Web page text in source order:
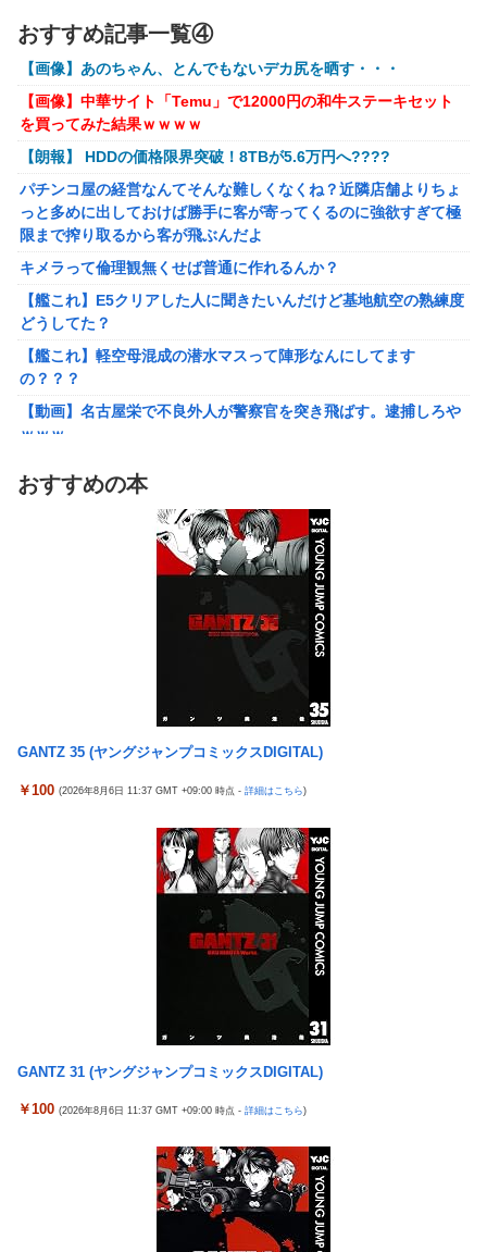
【ラブライブ！】
結局おまえらが求める『RPGの理想の主人公』って一体どう
いうのなん？
任天堂が「gamescom 2026」のラインナップを発表！
【勇者王ガオガイガー】PLAMATEA「獅子王凱」プラモデル
【明日予約開始】
【ToLOVEる】ユニクリ「籾岡里紗 ダークネスver.」フィギュア
【再販予約開始】
【トミカ】新シリーズ「トミカ クロスレスキュー」 始動
キメラって倫理観無くせば普通に作れるんか？
【艦これ】E5クリアした人に聞きたいんだけど基地航空の熟練度
どうしてた？
【艦これ】軽空母混成の潜水マスって陣形なんにしてます
の？？？
【動画】名古屋栄で不良外人が警察官を突き飛ばす。逮捕しろや
ｗｗｗ
【勇者王ガオガイガー】PLAMATEA「獅子王凱」プラモデル
【明日予約開始】
無理やり家族旅行に付いてきて露天風呂でも大声で嫌味を言う
決行した前代未聞の返り討ちがこちら←身体を張った捨て身の反
撃すぎる
【悲報】女「丸亀製麺美味しかったね」俺「また来ようよ」店員
「お会計2380円になりまーす」→その後『こう』なったんだが俺
悪くないよな？？？？？？？？
【驚愕】ユーチューバー「撮影で使うから、この高級時計も車も
ぜ～んぶ経費でタダ！ｗ」←まさかコレ本気にしてる奴なんてお
らんよな？よな？w w w w w w w w w w w
たんやコレw w w w w w w w w
【悲報】みい山の作者、自分の過去を消しまくる
が逮捕
【悲報】俺、「株の損失」が凄すぎて死にたい・・・
東京五輪出場の元重量挙げ日本代表選手逮捕 コンビニで卵2パ
ックとしょうゆ1本(835円相当)万引きし店長をケガさせたか
国民「円安で生活が苦しい！」高市「すぐにアメリカと異例の協
調介入して円高にしました」
水戸かな 人妻・主婦 不倫した【妻・かな】とその【相手・美
咲】にチ×ポを捻じ込んで子宮で理解らせてやった。
「コンビニ、馬鹿にすんなよ」→あのオーナー夫婦、不起訴ｗｗ
落ちる
高市政権「減税します」→財源「これから考えます」
【速報】日本一ソフトウェア「定価9000円のゲームです。買って
下さい。」→結果・・・
【訃報】人気Vtuberの犬、19歳で死去
おすすめ記事一覧④
【画像】あのちゃん、とんでもないデカ尻を晒す・・・
【画像】中華サイト「Temu」で12000円の和牛ステーキセット
を買ってみた結果ｗｗｗｗ
【朗報】 HDDの価格限界突破！8TBが5.6万円へ????
パチンコ屋の経営なんてそんな難しくなくね？近隣店舗よりちょ
っと多めに出しておけば勝手に客が寄ってくるのに強欲すぎて極
限まで搾り取るから客が飛ぶんだよ
キメラって倫理観無くせば普通に作れるんか？
【艦これ】E5クリアした人に聞きたいんだけど基地航空の熟練度
どうしてた？
【艦これ】軽空母混成の潜水マスって陣形なんにしてます
の？？？
【動画】名古屋栄で不良外人が警察官を突き飛ばす。逮捕しろや
ｗｗｗ
【明日予約開始】
無理やり家族旅行に付いてきて露天風呂でも大声で嫌味を言う
姑。爆発寸前の私が他の客の前で「一世一代の勇気」を振り絞り
決行した前代未聞の返り討ちがこちら←身体を張った捨て身の反
【悲報】まどマギ映画、来月公開なのに話題にならない
【愕然】ワイ、久しぶりに元カノのインスタ見た結果とんでもな
オコエ瑠偉、メキシコに渡って2球団を即クビ→SNS更新が3ヶ月
間止まって消息不明に
と「Type-B」になってしまう
「コンビニ、馬鹿にすんなよ」→あのオーナー夫婦、不起訴ｗｗ
【悲報】ジャンプ、ついに98万部…全盛期653万部からここまで
高市政権「減税します」→財源「これから考えます」
【悲報】熊本は猛暑と断水…その頃、茂木外相は中南米でニッコ
【エ□漫画】 学校で一番人気で憧れの清楚美人先輩JKに何故か突
然エ□動画撮影の竿役を頼まれて…！？
は直近での値上げ可能性低い」
エクスアリーナ松戸がディスクアップ2を撤去したらしくディス
クアッパーさん達から落胆の声
セクシー女優「熊本に300万円寄付します」 アンチ「汚い金あり
おすすめの本
GANTZ 35 (ヤングジャンプコミックスDIGITAL)
￥100 (2026年8月6日 11:37 GMT +09:00 時点 - 詳細はこちら)
GANTZ 31 (ヤングジャンプコミックスDIGITAL)
￥100 (2026年8月6日 11:37 GMT +09:00 時点 - 詳細はこちら)